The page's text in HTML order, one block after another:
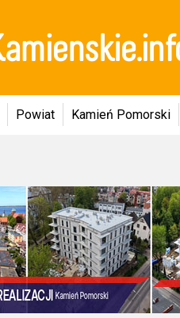
Powiat Kamień Pomorski